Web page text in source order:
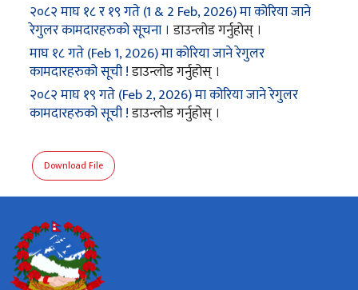
२०८२ माघ १८ र १९ गते (1 & 2 Feb, 2026) मा कोरिया जाने
रेगुलर कामदारहरुको सूचना । डाउन्लोड गर्नुहोस् ।
माघ १८ गते (Feb 1, 2026) मा कोरिया जाने रेगुलर
कामदारहरुको सूची !डाउन्लोड गर्नुहोस् ।
२०८२ माघ १९ गते (Feb 2, 2026) मा कोरिया जाने रेगुलर
कामदारहरुको सूची !डाउन्लोड गर्नुहोस् ।
Download File